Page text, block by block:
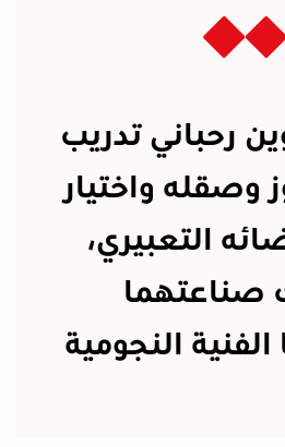
رحباني تدريب
وصقله واختيار
التعبيري،
صناعتهما
النجومية